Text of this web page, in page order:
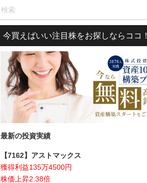
今買えばいい注目株をお探しならココ！
最新の投資実績
【7162】アストマックス
獲得利益135万4500円
株価上昇2.38倍